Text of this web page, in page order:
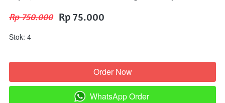
Rp 750.000 Rp 75.000
Stok: 4
`
Order Now
` WhatsApp Order